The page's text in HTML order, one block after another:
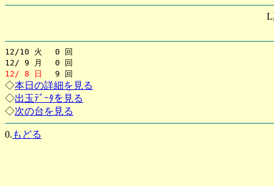
L
12/10 火 0 回
12/ 9 月 0 回
12/ 8 日
9 回
◇本日の詳細を見る
◇出玉ﾃﾞｰﾀを見る
◇次の台を見る
0. もどる